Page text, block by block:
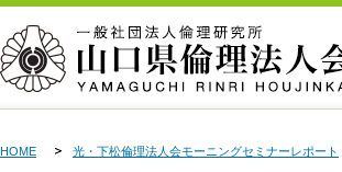
HOME 光・下松倫理法人会モーニングセミナーレポート